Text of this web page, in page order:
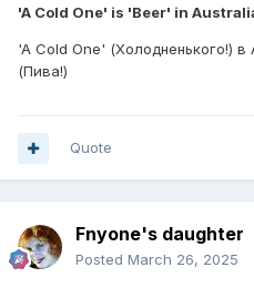
'A Cold One' is 'Beer' in
'A Cold One' (Холодненького!) в
(Пива!)
Quote
Fnyone's daughter
Posted March 26, 2025